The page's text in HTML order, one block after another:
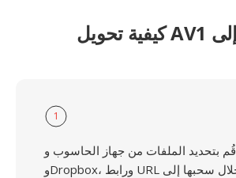
1
قُم بتحديد الملفات من جهاز الحاسوب وGoogle Drive
وDropbox، ورابط URL أو من خلال سحبها إلى